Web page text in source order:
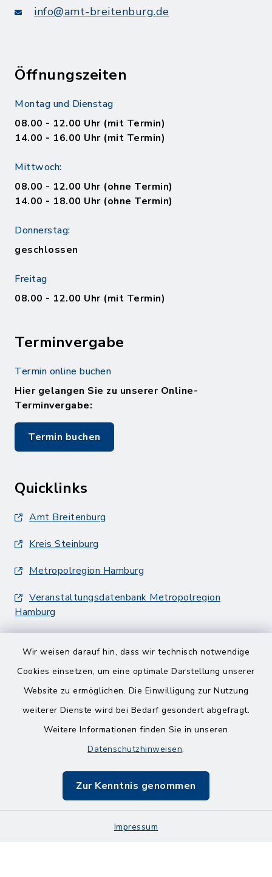
Wir weisen darauf hin, dass wir technisch notwendige
Cookies einsetzen, um eine optimale Darstellung unserer
Website zu ermöglichen. Die Einwilligung zur Nutzung
weiterer Dienste wird bei Bedarf gesondert abgefragt.
Weitere Informationen finden Sie in unseren
Datenschutzhinweisen.
Zur Kenntnis genommen
Impressum
info@amt-breitenburg.de
Öffnungszeiten
Montag und Dienstag
08.00 - 12.00 Uhr (mit Termin)
14.00 - 16.00 Uhr (mit Termin)
Mittwoch:
08.00 - 12.00 Uhr (ohne Termin)
14.00 - 18.00 Uhr (ohne Termin)
Donnerstag:
geschlossen
Freitag
08.00 - 12.00 Uhr (mit Termin)
Terminvergabe
Termin online buchen
Hier gelangen Sie zu unserer Online-
Terminvergabe:
Termin buchen
Quicklinks
Amt Breitenburg
Kreis Steinburg
Metropolregion Hamburg
Veranstaltungsdatenbank Metropolregion
Hamburg
Barrierefreiheit
Impressum
Sitemap